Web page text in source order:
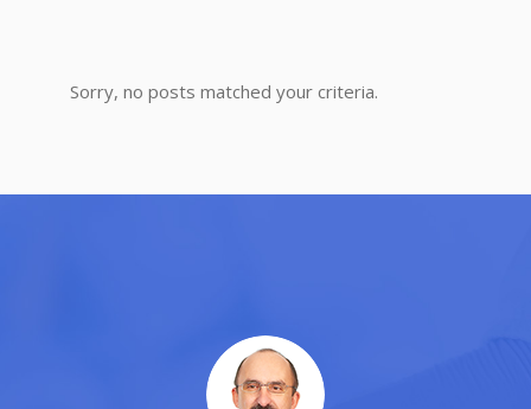
Sorry, no posts matched your criteria.